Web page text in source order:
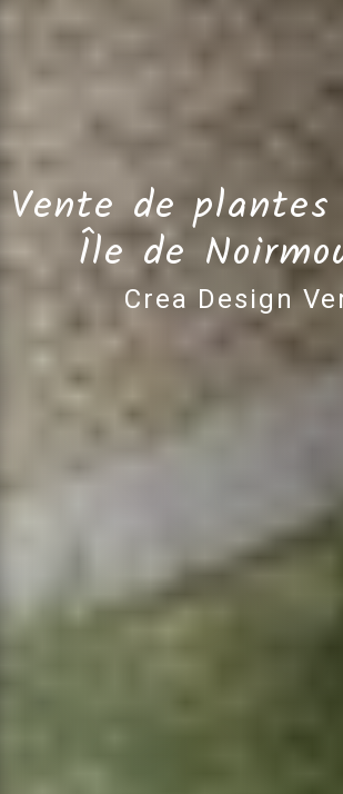
Vente de
Île de
Crea Design